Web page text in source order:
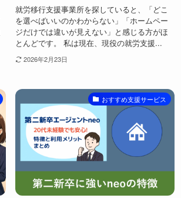
就労移行支援事業所を探していると、「どこ
を選べばいいのかわからない」「ホームペー
ジだけでは違いが見えない」と感じる方がほ
とんどです。 私は現在、現役の就労支援...
2026年2月23日
おすすめ支援サービス